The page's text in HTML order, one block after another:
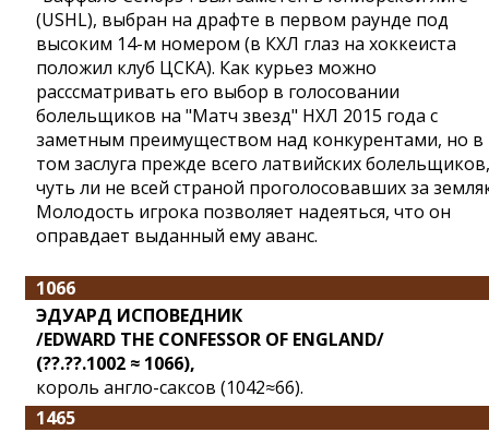
(USHL), выбран на драфте в первом раунде под
высоким 14-м номером (в КХЛ глаз на хоккеиста
положил клуб ЦСКА). Как курьез можно
расссматривать его выбор в голосовании
болельщиков на "Матч звезд" НХЛ 2015 года с
заметным преимуществом над конкурентами, но в
том заслуга прежде всего латвийских болельщиков,
чуть ли не всей страной проголосовавших за
Молодость игрока позволяет надеяться, что он
оправдает выданный ему аванс.
1066
ЭДУАРД ИСПОВЕДНИК
/EDWARD THE CONFESSOR OF ENGLAND/
(??.??.1002 ≈ 1066),
король англо-саксов (1042≈66).
1465